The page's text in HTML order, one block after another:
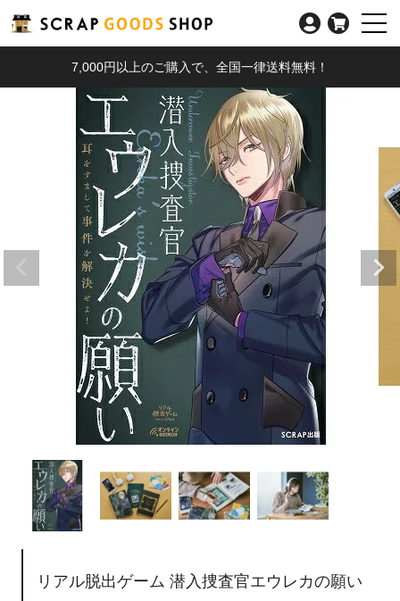
7,000円以上のご購入で、全国一律送料無料！
リアル脱出ゲーム 潜入捜査官エウレカの願い